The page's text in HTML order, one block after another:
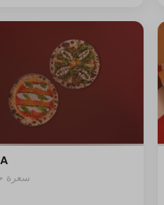
0 سعرة
0 سعرة حرارية